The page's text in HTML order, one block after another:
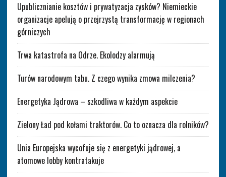
Upublicznianie kosztów i prywatyzacja zysków? Niemieckie
organizacje apelują o przejrzystą transformację w regionach
górniczych
Trwa katastrofa na Odrze. Ekolodzy alarmują
Turów narodowym tabu. Z czego wynika zmowa milczenia?
Energetyka Jądrowa – szkodliwa w każdym aspekcie
Zielony Ład pod kołami traktorów. Co to oznacza dla rolników?
Unia Europejska wycofuje się z energetyki jądrowej, a
atomowe lobby kontratakuje